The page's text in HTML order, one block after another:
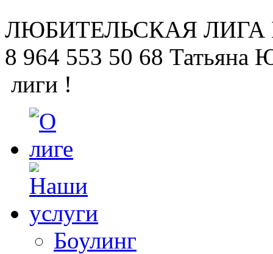
ЛЮБИТЕЛЬСКАЯ ЛИГА
8 964 553 50 68 Татьяна
лиги !
Боулинг